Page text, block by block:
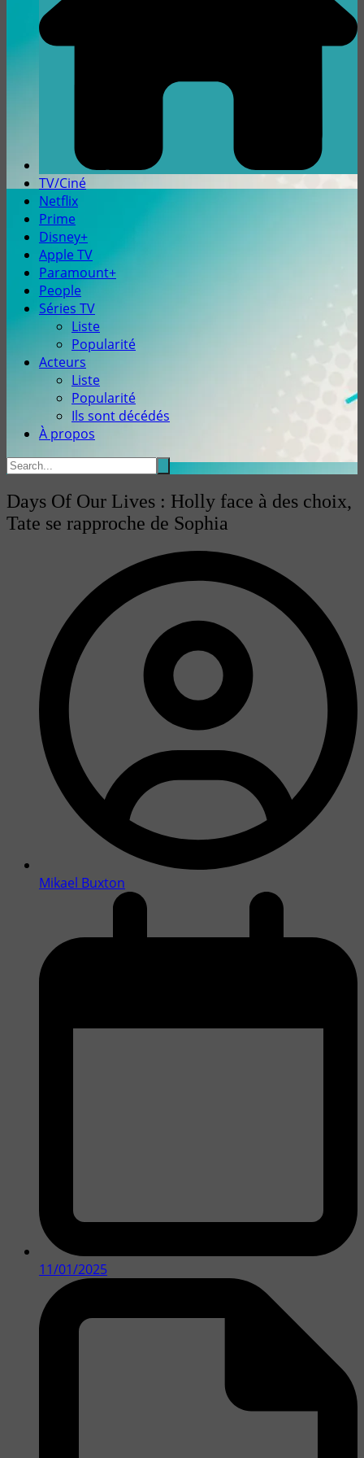
TV/Ciné
Netflix
Prime
Disney+
Apple TV
Paramount+
People
Séries TV
Liste
Popularité
Acteurs
Liste
Popularité
Ils sont décédés
À propos
Days Of Our Lives : Holly face à des choix,
Tate se rapproche de Sophia
Mikael Buxton
11/01/2025